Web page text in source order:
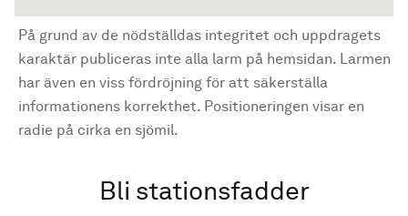
På grund av de nödställdas integritet och uppdragets
karaktär publiceras inte alla larm på hemsidan. Larmen
har även en viss fördröjning för att säkerställa
informationens korrekthet. Positioneringen visar en
radie på cirka en sjömil.
Bli stationsfadder